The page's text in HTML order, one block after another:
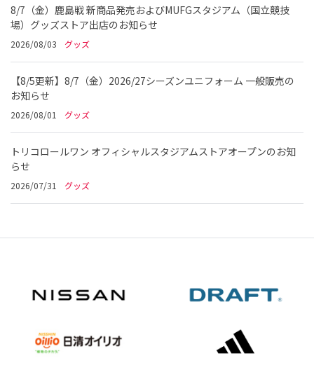
8/7（金）鹿島戦 新商品発売およびMUFGスタジアム（国立競技
場）グッズストア出店のお知らせ
2026/08/03 グッズ
【8/5更新】8/7（金）2026/27シーズンユニフォーム 一般販売の
お知らせ
2026/08/01 グッズ
トリコロールワン オフィシャルスタジアムストアオープンのお知
らせ
2026/07/31 グッズ